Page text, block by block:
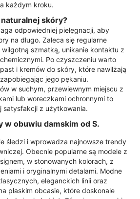
każdym kroku.
skóry?
odpowiedniej pielęgnacji, aby
na długo. Zaleca się regularne
szmatką, unikanie kontaktu z
Po czyszczeniu warto
i kremów do skóry, które nawilżają
jego pękaniu.
w suchym, przewiewnym miejscu z
lub woreczkami ochronnymi to
satysfakcji z użytkowania.
w obuwiu damskim od S.
śledzi i wprowadza najnowsze trendy
Obecnie popularne są modele z
w stonowanych kolorach, z
i oryginalnymi detalami. Modne
eleganckich linii oraz
płaskim obcasie, które doskonale